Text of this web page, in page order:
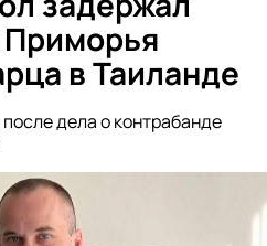
Приморья
в Таиланде
дела о контрабанде